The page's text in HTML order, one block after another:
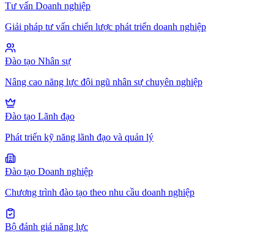
Tư vấn Doanh nghiệp
Giải pháp tư vấn chiến lược phát triển doanh nghiệp
Đào tạo Nhân sự
Nâng cao năng lực đội ngũ nhân sự chuyên nghiệp
Đào tạo Lãnh đạo
Phát triển kỹ năng lãnh đạo và quản lý
Đào tạo Doanh nghiệp
Chương trình đào tạo theo nhu cầu doanh nghiệp
Bộ đánh giá năng lực